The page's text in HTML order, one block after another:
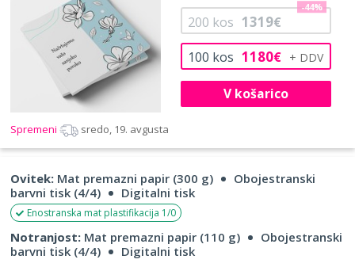
100 kos 1180€
200 kos 1319€
-44%
V košarico
Spremeni sredo, 19. avgusta
Ovitek: Mat premazni papir (300 g)
Obojestranski
barvni tisk (4/4)
Digitalni tisk
Enostranska mat plastifikacija 1/0
Notranjost: Mat premazni papir (110 g)
Obojestranski
barvni tisk (4/4)
Digitalni tisk